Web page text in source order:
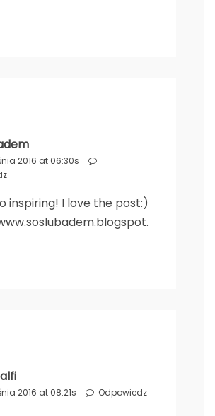
2016 at 06:30s
inspiring! I love the post:)
2016 at 08:21s Odpowiedz